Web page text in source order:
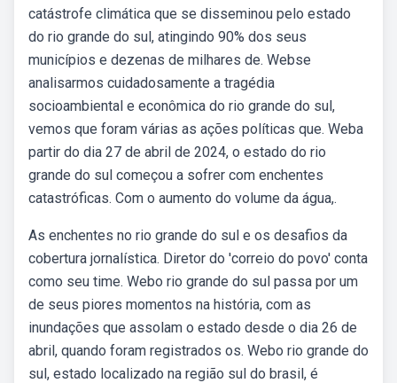
catástrofe climática que se disseminou pelo estado
do rio grande do sul, atingindo 90% dos seus
municípios e dezenas de milhares de. Webse
analisarmos cuidadosamente a tragédia
socioambiental e econômica do rio grande do sul,
vemos que foram várias as ações políticas que. Weba
partir do dia 27 de abril de 2024, o estado do rio
grande do sul começou a sofrer com enchentes
catastróficas. Com o aumento do volume da água,.
As enchentes no rio grande do sul e os desafios da
cobertura jornalística. Diretor do 'correio do povo' conta
como seu time. Webo rio grande do sul passa por um
de seus piores momentos na história, com as
inundações que assolam o estado desde o dia 26 de
abril, quando foram registrados os. Webo rio grande do
sul, estado localizado na região sul do brasil, é